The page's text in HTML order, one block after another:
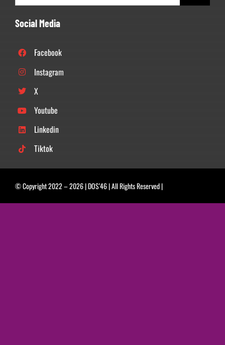
Social Media
Facebook
Instagram
X
Youtube
Linkedin
Tiktok
© Copyright 2022 –2026 |DOS’46| All Rights Reserved |